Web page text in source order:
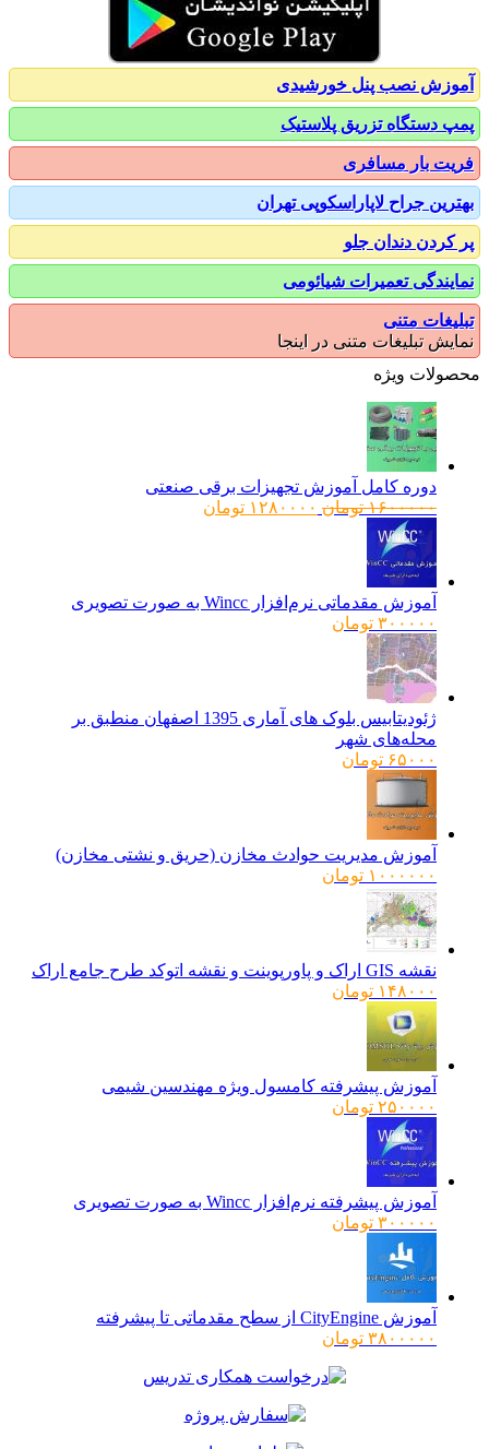
نصب پنل خورشیدی
دستگاه تزریق پلاستیک
بار مسافری
جراح لاپاراسکوپی تهران
دندان جلو
تعمیرات شیائومی
متنی
تبلیغات متنی در اینجا
ویژه
دوره کامل آموزش تجهیزات برقی صنعتی
۱۶۰۰۰۰۰ تومانقیمت
۱۲۸۰۰۰۰ تومانقیمت
آموزش مقدماتی نرم‌افزار Wincc به صورت تصویری
۳۰۰۰۰۰ تومان
ژئودیتابیس بلوک های آماری 1395 اصفهان منطبق بر
محله‌های شهر
۶۵۰۰۰ تومان
آموزش مدیریت حوادث مخازن (حریق و نشتی مخازن)
۱۰۰۰۰۰۰ تومان
نقشه GIS اراک و پاورپوینت و نقشه اتوکد طرح جامع اراک
۱۴۸۰۰۰ تومان
آموزش پیشرفته کامسول ویژه مهندسین شیمی
۲۵۰۰۰۰ تومان
آموزش پیشرفته نرم‌افزار Wincc به صورت تصویری
۳۰۰۰۰۰ تومان
آموزش CityEngine از سطح مقدماتی تا پیشرفته
۳۸۰۰۰۰۰ تومان